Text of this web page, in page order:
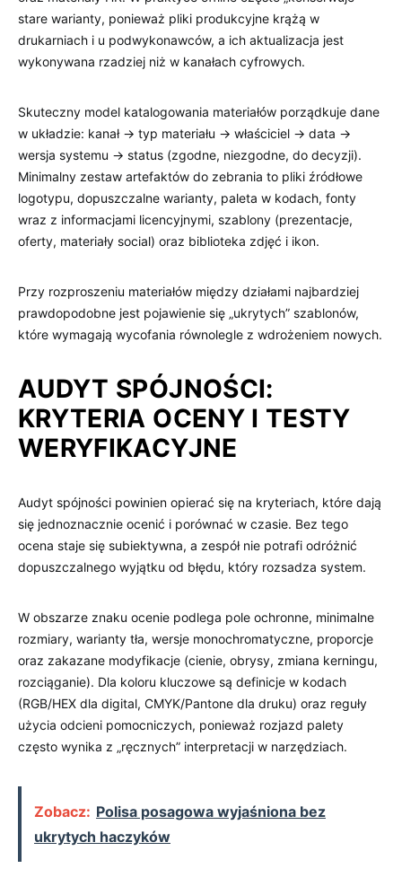
stare warianty, ponieważ pliki produkcyjne krążą w
drukarniach i u podwykonawców, a ich aktualizacja jest
wykonywana rzadziej niż w kanałach cyfrowych.
Skuteczny model katalogowania materiałów porządkuje dane
w układzie: kanał → typ materiału → właściciel → data →
wersja systemu → status (zgodne, niezgodne, do decyzji).
Minimalny zestaw artefaktów do zebrania to pliki źródłowe
logotypu, dopuszczalne warianty, paleta w kodach, fonty
wraz z informacjami licencyjnymi, szablony (prezentacje,
oferty, materiały social) oraz biblioteka zdjęć i ikon.
Przy rozproszeniu materiałów między działami najbardziej
prawdopodobne jest pojawienie się „ukrytych” szablonów,
które wymagają wycofania równolegle z wdrożeniem nowych.
AUDYT SPÓJNOŚCI:
KRYTERIA OCENY I TESTY
WERYFIKACYJNE
Audyt spójności powinien opierać się na kryteriach, które dają
się jednoznacznie ocenić i porównać w czasie. Bez tego
ocena staje się subiektywna, a zespół nie potrafi odróżnić
dopuszczalnego wyjątku od błędu, który rozsadza system.
W obszarze znaku ocenie podlega pole ochronne, minimalne
rozmiary, warianty tła, wersje monochromatyczne, proporcje
oraz zakazane modyfikacje (cienie, obrysy, zmiana kerningu,
rozciąganie). Dla koloru kluczowe są definicje w kodach
(RGB/HEX dla digital, CMYK/Pantone dla druku) oraz reguły
użycia odcieni pomocniczych, ponieważ rozjazd palety
często wynika z „ręcznych” interpretacji w narzędziach.
Zobacz: Polisa posagowa wyjaśniona bez
ukrytych haczyków